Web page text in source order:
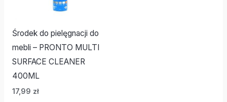
Środek do pielęgnacji do
mebli – PRONTO MULTI
SURFACE CLEANER
400ML
17,99 zł